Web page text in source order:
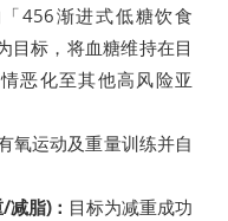
456渐进式低糖饮食
目标，将血糖维持在目
恶化至其他高风险亚
氧运动及重量训练并自
脂)： 目标为减重成功